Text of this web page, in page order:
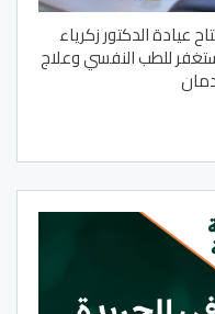
عيادة الدكتور زكرياء
للطب النفسي وعلاج